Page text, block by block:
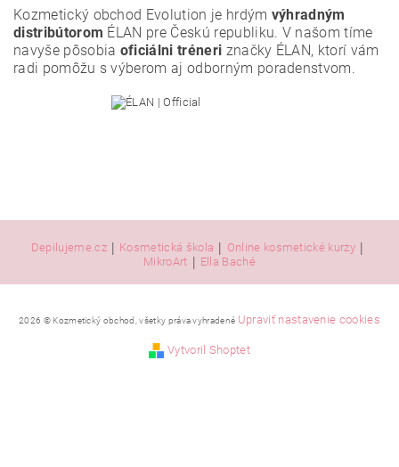
Kozmetický obchod Evolution je hrdým výhradným
distribútorom ÉLAN pre Českú republiku. V našom tíme
navyše pôsobia oficiálni tréneri značky ÉLAN, ktorí vám
radi pomôžu s výberom aj odborným poradenstvom.
Depilujeme.cz | Kosmetická škola | Online kosmetické kurzy |
MikroArt | Ella Baché
2026 © Kozmetický obchod, všetky práva vyhradené Upraviť nastavenie cookies
Vytvoril Shoptet